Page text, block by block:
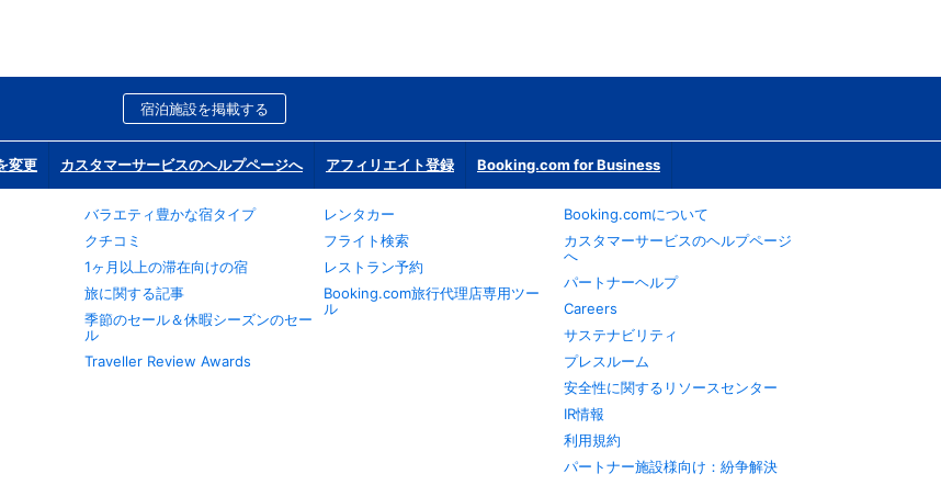
宿泊施設を掲載する
変更 カスタマーサービスのヘルプページへ アフィリエイト登録 Booking.com for Business
バラエティ豊かな宿タイプ
クチコミ
1ヶ月以上の滞在向けの宿
旅に関する記事
季節のセール＆休暇シーズンのセー
ル
Traveller Review Awards
レンタカー
フライト検索
レストラン予約
Booking.com旅行代理店専用ツー
ル
Booking.comについて
カスタマーサービスのヘルプページ
へ
パートナーヘルプ
Careers
サステナビリティ
プレスルーム
安全性に関するリソースセンター
IR情報
利用規約
パートナー施設様向け：紛争解決